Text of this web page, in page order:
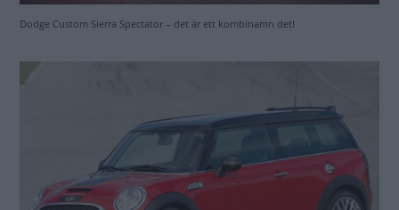
Dodge Custom Sierra Spectator – det är ett kombinamn det!